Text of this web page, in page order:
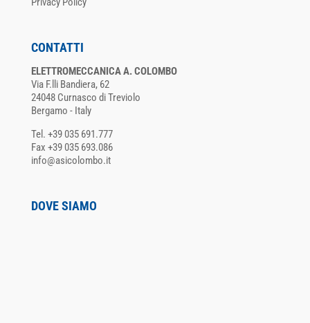
CONTATTI
ELETTROMECCANICA A. COLOMBO
Via F.lli Bandiera, 62
24048 Curnasco di Treviolo
Bergamo - Italy
Tel. +39 035 691.777
Fax +39 035 693.086
info@asicolombo.it
DOVE SIAMO